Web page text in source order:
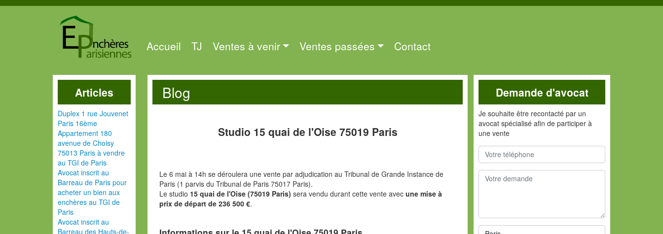
Accueil TJ Ventes à venir Ventes passées Contact
Articles
Duplex 1 rue Jouvenet
Paris 16ème
Appartement 180
avenue de Choisy
75013 Paris à vendre
au TGI de Paris
Avocat inscrit au
Barreau de Paris pour
acheter un bien aux
enchères au TGI de
Paris
Avocat inscrit au
Barreau des Hauts-de-
Blog
Studio 15 quai de l'Oise 75019 Paris
Le 6 mai à 14h se déroulera une vente par adjudication au Tribunal de Grande Instance de
Paris (1 parvis du Tribunal de Paris 75017 Paris).
Le studio 15 quai de l'Oise (75019 Paris)sera vendu durant cette vente avecune mise à
prix de départ de 236 500 €.
Demande d'avocat
Je souhaite être recontacté par un
avocat spécialisé afin de participer à
une vente